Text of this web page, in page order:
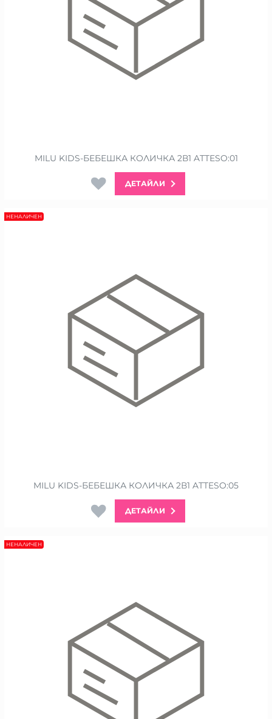
MILU KIDS-БЕБЕШКА КОЛИЧКА 2В1 ATTESO:01
ДЕТАЙЛИ
MILU KIDS-БЕБЕШКА КОЛИЧКА 2В1 ATTESO:05
ДЕТАЙЛИ
НЕНАЛИЧЕН
НЕНАЛИЧЕН